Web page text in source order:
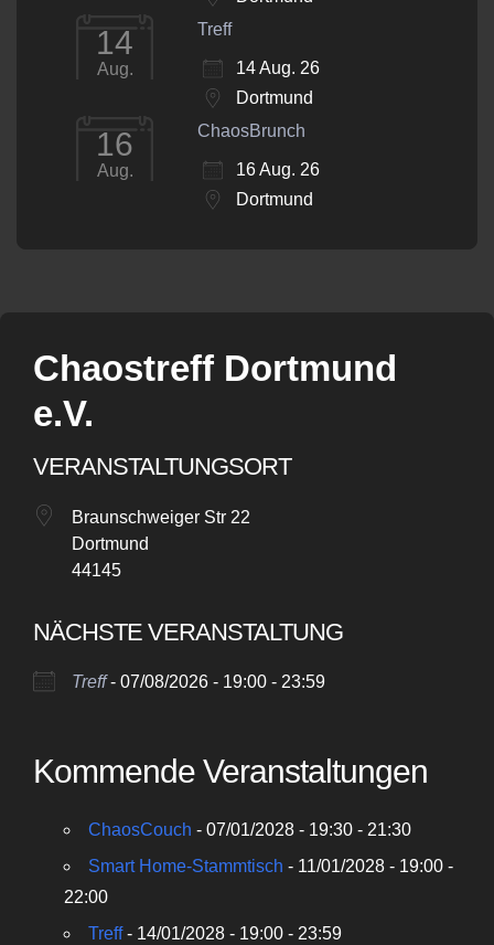
Chaostreff Dortmund
e.V.
VERANSTALTUNGSORT
Braunschweiger Str 22
Dortmund
44145
NÄCHSTE VERANSTALTUNG
Treff- 07/08/2026 - 19:00 - 23:59
Kommende Veranstaltungen
ChaosCouch - 07/01/2028 - 19:30 - 21:30
Smart Home-Stammtisch - 11/01/2028 - 19:00 -
22:00
Treff- 14/01/2028 - 19:00 - 23:59
14
Aug.
Treff
14 Aug. 26
Dortmund
16
Aug.
ChaosBrunch
16 Aug. 26
Dortmund